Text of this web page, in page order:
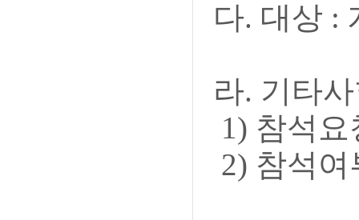
다. 대상 :
라. 기타
1) 참석요
2) 참석여